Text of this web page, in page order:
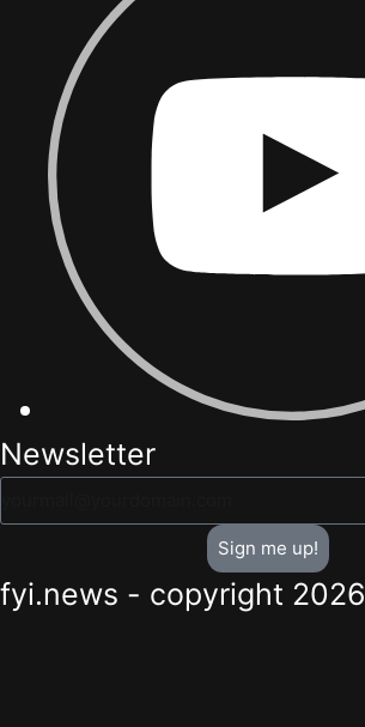
Newsletter
Sign me up!
fyi.news - copyright 2026